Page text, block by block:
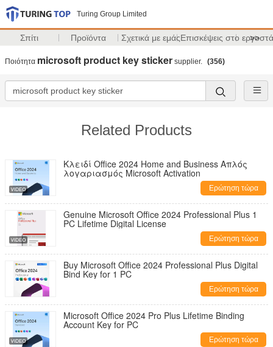
Turing Group Limited
Σπίτι Προϊόντα Σχετικά με εμάςΕπισκέψεις στο >>
Ποιότητα microsoft product key sticker supplier. (356)
Related Products
Κλειδί Office 2024 Home and Business Απλός
λογαριασμός Microsoft Activation
Ερώτηση τώρα
Genuine Microsoft Office 2024 Professional Plus 1
PC Lifetime Digital License
Ερώτηση τώρα
Buy Microsoft Office 2024 Professional Plus Digital
Bind Key for 1 PC
Ερώτηση τώρα
Microsoft Office 2024 Pro Plus Lifetime Binding
Account Key for PC
Ερώτηση τώρα